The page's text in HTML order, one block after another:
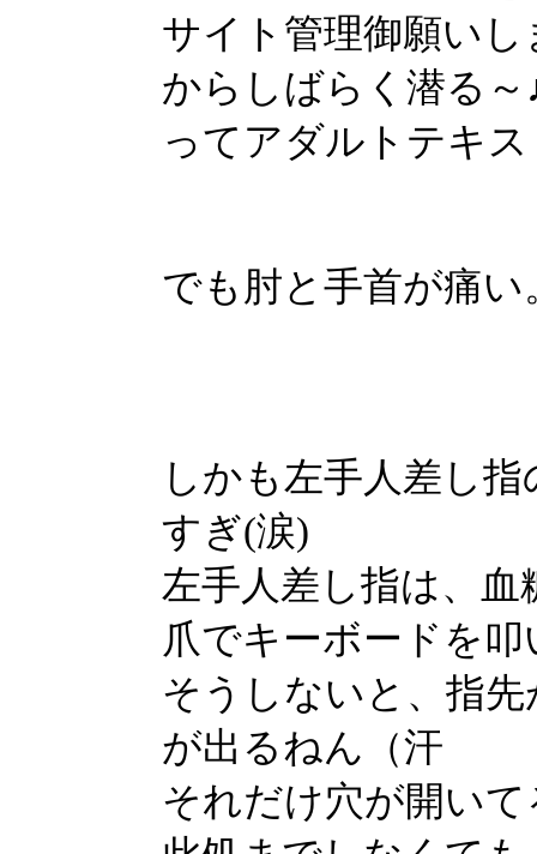
サイト管理御願い
からしばらく潜る～
ってアダルトテキ
でも肘と手首が痛
しかも左手人差し
すぎ(涙)
左手人差し指は、
爪でキーボードを
そうしないと、指
が出るねん（汗
それだけ穴が開い